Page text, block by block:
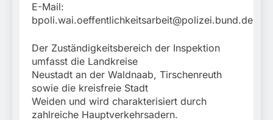
E-Mail:
bpoli.wai.oeffentlichkeitsarbeit@polizei.bund.de
Der Zuständigkeitsbereich der Inspektion
umfasst die Landkreise
Neustadt an der Waldnaab, Tirschenreuth
sowie die kreisfreie Stadt
Weiden und wird charakterisiert durch
zahlreiche Hauptverkehrsadern.